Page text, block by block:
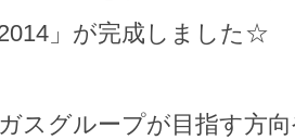
」が完成しました☆
スグループが目指す方